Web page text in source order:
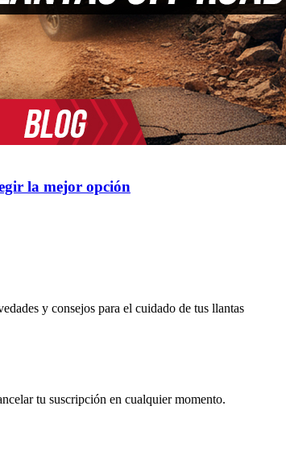
la mejor opción
y consejos para el cuidado de tus llantas
tu suscripción en cualquier momento.